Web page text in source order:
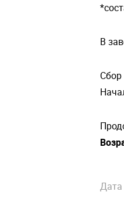
В
Сбор
Дата